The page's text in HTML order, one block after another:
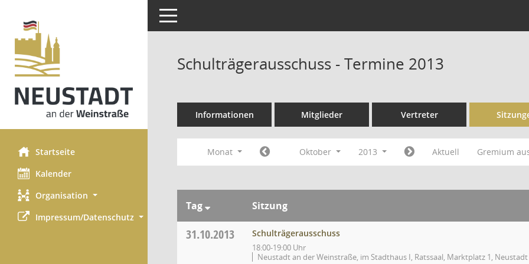
Startseite
Kalender
Organisation
Impressum/Datenschutz
Toggle navigation
Schulträgerausschuss - Termine 2013
Informationen Mitglieder Vertreter
Monat Oktober 2013 Aktuell Gremium
Tag Sitzung
31.10.2013 Schulträgerausschuss
18:00-19:00 Uhr
Neustadt an der Weinstraße, im Stadthaus I, Ratssaal, Marktplatz 1,